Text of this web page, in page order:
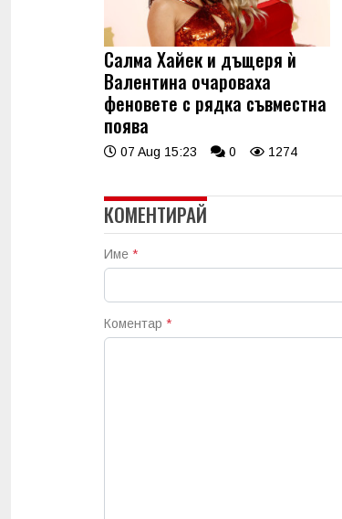
Салма Хайек и дъщеря ѝ
Валентина очароваха
феновете с рядка съвместна
поява
07 Aug 15:23 0 1274
КОМЕНТИРАЙ
Име *
Коментар *